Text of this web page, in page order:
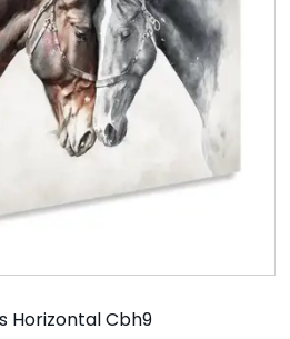
Horizontal Cbh9